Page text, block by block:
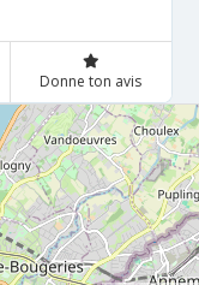
Donne ton avis